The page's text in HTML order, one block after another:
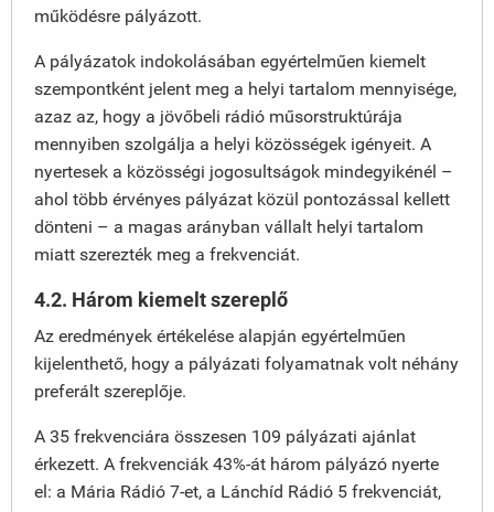
működésre pályázott.
A pályázatok indokolásában egyértelműen kiemelt
szempontként jelent meg a helyi tartalom mennyisége,
azaz az, hogy a jövőbeli rádió műsorstruktúrája
mennyiben szolgálja a helyi közösségek igényeit. A
nyertesek a közösségi jogosultságok mindegyikénél –
ahol több érvényes pályázat közül pontozással kellett
dönteni – a magas arányban vállalt helyi tartalom
miatt szerezték meg a frekvenciát.
4.2. Három kiemelt szereplő
Az eredmények értékelése alapján egyértelműen
kijelenthető, hogy a pályázati folyamatnak volt néhány
preferált szereplője.
A 35 frekvenciára összesen 109 pályázati ajánlat
érkezett. A frekvenciák 43%-át három pályázó nyerte
el: a Mária Rádió 7-et, a Lánchíd Rádió 5 frekvenciát,